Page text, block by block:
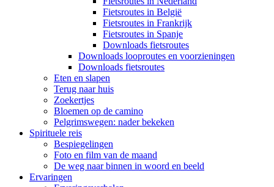
Fietsroutes in België
Fietsroutes in Frankrijk
Fietsroutes in Spanje
Downloads fietsroutes
Downloads looproutes en voorzieningen
Downloads fietsroutes
Eten en slapen
Terug naar huis
Zoekertjes
Bloemen op de camino
Pelgrimswegen: nader bekeken
Spirituele reis
Bespiegelingen
Foto en film van de maand
De weg naar binnen in woord en beeld
Ervaringen